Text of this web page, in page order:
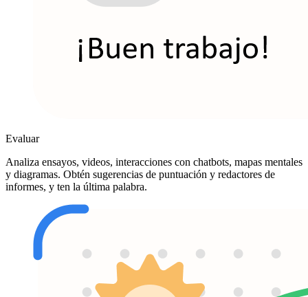
Evaluar
Analiza ensayos, videos, interacciones con chatbots, mapas mentales
y diagramas. Obtén sugerencias de puntuación y redactores de
informes, y ten la última palabra.